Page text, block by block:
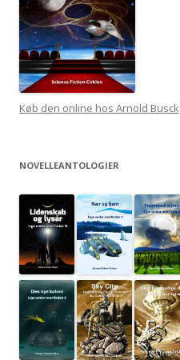
Køb den online hos Arnold Busck
NOVELLEANTOLOGIER